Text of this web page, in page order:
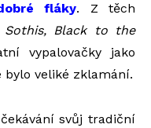
fláky. Z těch
Sothis, Black to the
vypalovačky jako
bylo veliké zklamání.
svůj tradiční